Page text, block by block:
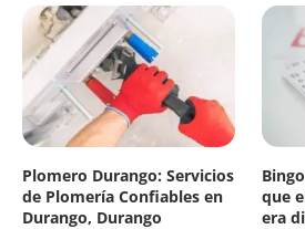
Plomero Durango: Servicios
de Plomería Confiables en
Durango, Durango
que
era